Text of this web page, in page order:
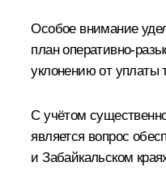
Особое внимание
план оперативно-
уклонению от уплаты
С учётом
является вопрос
и Забайкальском